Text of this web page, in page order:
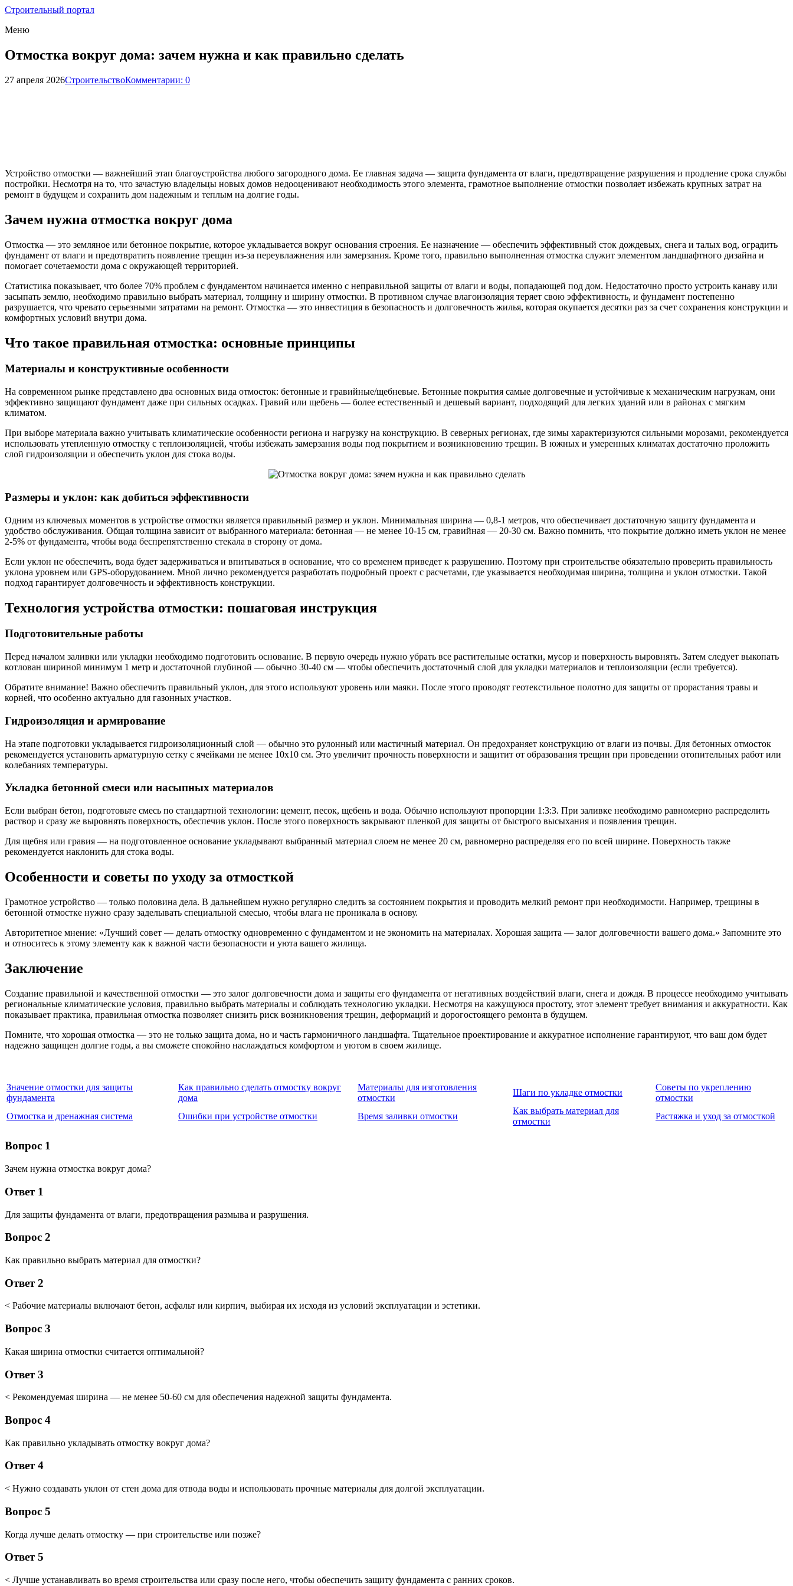
Строительный портал
Меню
Отмостка вокруг дома: зачем нужна и как правильно сделать
27 апреля 2026СтроительствоКомментарии: 0
Устройство отмостки — важнейший этап благоустройства любого загородного дома. Ее главная задача — защита фундамента от влаги, предотвращение разрушения и продление срока службы
постройки. Несмотря на то, что зачастую владельцы новых домов недооценивают необходимость этого элемента, грамотное выполнение отмостки позволяет избежать крупных затрат на
ремонт в будущем и сохранить дом надежным и теплым на долгие годы.
Зачем нужна отмостка вокруг дома
Отмостка — это земляное или бетонное покрытие, которое укладывается вокруг основания строения. Ее назначение — обеспечить эффективный сток дождевых, снега и талых вод, оградить
фундамент от влаги и предотвратить появление трещин из-за переувлажнения или замерзания. Кроме того, правильно выполненная отмостка служит элементом ландшафтного дизайна и
помогает сочетаемости дома с окружающей территорией.
Статистика показывает, что более 70% проблем с фундаментом начинается именно с неправильной защиты от влаги и воды, попадающей под дом. Недостаточно просто устроить канаву или
засыпать землю, необходимо правильно выбрать материал, толщину и ширину отмостки. В противном случае влагоизоляция теряет свою эффективность, и фундамент постепенно
разрушается, что чревато серьезными затратами на ремонт. Отмостка — это инвестиция в безопасность и долговечность жилья, которая окупается десятки раз за счет сохранения конструкции и
комфортных условий внутри дома.
Что такое правильная отмостка: основные принципы
Материалы и конструктивные особенности
На современном рынке представлено два основных вида отмосток: бетонные и гравийные/щебневые. Бетонные покрытия самые долговечные и устойчивые к механическим нагрузкам, они
эффективно защищают фундамент даже при сильных осадках. Гравий или щебень — более естественный и дешевый вариант, подходящий для легких зданий или в районах с мягким
климатом.
При выборе материала важно учитывать климатические особенности региона и нагрузку на конструкцию. В северных регионах, где зимы характеризуются сильными морозами, рекомендуется
использовать утепленную отмостку с теплоизоляцией, чтобы избежать замерзания воды под покрытием и возникновению трещин. В южных и умеренных климатах достаточно проложить
слой гидроизоляции и обеспечить уклон для стока воды.
Размеры и уклон: как добиться эффективности
Одним из ключевых моментов в устройстве отмостки является правильный размер и уклон. Минимальная ширина — 0,8-1 метров, что обеспечивает достаточную защиту фундамента и
удобство обслуживания. Общая толщина зависит от выбранного материала: бетонная — не менее 10-15 см, гравийная — 20-30 см. Важно помнить, что покрытие должно иметь уклон не менее
2-5% от фундамента, чтобы вода беспрепятственно стекала в сторону от дома.
Если уклон не обеспечить, вода будет задерживаться и впитываться в основание, что со временем приведет к разрушению. Поэтому при строительстве обязательно проверить правильность
уклона уровнем или GPS-оборудованием. Мной лично рекомендуется разработать подробный проект с расчетами, где указывается необходимая ширина, толщина и уклон отмостки. Такой
подход гарантирует долговечность и эффективность конструкции.
Технология устройства отмостки: пошаговая инструкция
Подготовительные работы
Перед началом заливки или укладки необходимо подготовить основание. В первую очередь нужно убрать все растительные остатки, мусор и поверхность выровнять. Затем следует выкопать
котлован шириной минимум 1 метр и достаточной глубиной — обычно 30-40 см — чтобы обеспечить достаточный слой для укладки материалов и теплоизоляции (если требуется).
Обратите внимание! Важно обеспечить правильный уклон, для этого используют уровень или маяки. После этого проводят геотекстильное полотно для защиты от прорастания травы и
корней, что особенно актуально для газонных участков.
Гидроизоляция и армирование
На этапе подготовки укладывается гидроизоляционный слой — обычно это рулонный или мастичный материал. Он предохраняет конструкцию от влаги из почвы. Для бетонных отмосток
рекомендуется установить арматурную сетку с ячейками не менее 10х10 см. Это увеличит прочность поверхности и защитит от образования трещин при проведении отопительных работ или
колебаниях температуры.
Укладка бетонной смеси или насыпных материалов
Если выбран бетон, подготовьте смесь по стандартной технологии: цемент, песок, щебень и вода. Обычно используют пропорции 1:3:3. При заливке необходимо равномерно распределить
раствор и сразу же выровнять поверхность, обеспечив уклон. После этого поверхность закрывают пленкой для защиты от быстрого высыхания и появления трещин.
Для щебня или гравия — на подготовленное основание укладывают выбранный материал слоем не менее 20 см, равномерно распределяя его по всей ширине. Поверхность также
рекомендуется наклонить для стока воды.
Особенности и советы по уходу за отмосткой
Грамотное устройство — только половина дела. В дальнейшем нужно регулярно следить за состоянием покрытия и проводить мелкий ремонт при необходимости. Например, трещины в
бетонной отмостке нужно сразу заделывать специальной смесью, чтобы влага не проникала в основу.
Авторитетное мнение: «Лучший совет — делать отмостку одновременно с фундаментом и не экономить на материалах. Хорошая защита — залог долговечности вашего дома.» Запомните это
и относитесь к этому элементу как к важной части безопасности и уюта вашего жилища.
Заключение
Создание правильной и качественной отмостки — это залог долговечности дома и защиты его фундамента от негативных воздействий влаги, снега и дождя. В процессе необходимо учитывать
региональные климатические условия, правильно выбрать материалы и соблюдать технологию укладки. Несмотря на кажущуюся простоту, этот элемент требует внимания и аккуратности. Как
показывает практика, правильная отмостка позволяет снизить риск возникновения трещин, деформаций и дорогостоящего ремонта в будущем.
Помните, что хорошая отмостка — это не только защита дома, но и часть гармоничного ландшафта. Тщательное проектирование и аккуратное исполнение гарантируют, что ваш дом будет
надежно защищен долгие годы, а вы сможете спокойно наслаждаться комфортом и уютом в своем жилище.
Значение отмостки для защиты
фундамента
Как правильно сделать отмостку вокруг
дома
Материалы для изготовления
отмостки
Шаги по укладке отмостки
Советы по укреплению
отмостки
Отмостка и дренажная система
Ошибки при устройстве отмостки Время заливки отмостки
Как выбрать материал для
отмостки
Растяжка и уход за отмосткой
Вопрос 1
Зачем нужна отмостка вокруг дома?
Ответ 1
Для защиты фундамента от влаги, предотвращения размыва и разрушения.
Вопрос 2
Как правильно выбрать материал для отмостки?
Ответ 2
< Рабочие материалы включают бетон, асфальт или кирпич, выбирая их исходя из условий эксплуатации и эстетики.
Вопрос 3
Какая ширина отмостки считается оптимальной?
Ответ 3
< Рекомендуемая ширина — не менее 50-60 см для обеспечения надежной защиты фундамента.
Вопрос 4
Как правильно укладывать отмостку вокруг дома?
Ответ 4
< Нужно создавать уклон от стен дома для отвода воды и использовать прочные материалы для долгой эксплуатации.
Вопрос 5
Когда лучше делать отмостку — при строительстве или позже?
Ответ 5
< Лучше устанавливать во время строительства или сразу после него, чтобы обеспечить защиту фундамента с ранних сроков.